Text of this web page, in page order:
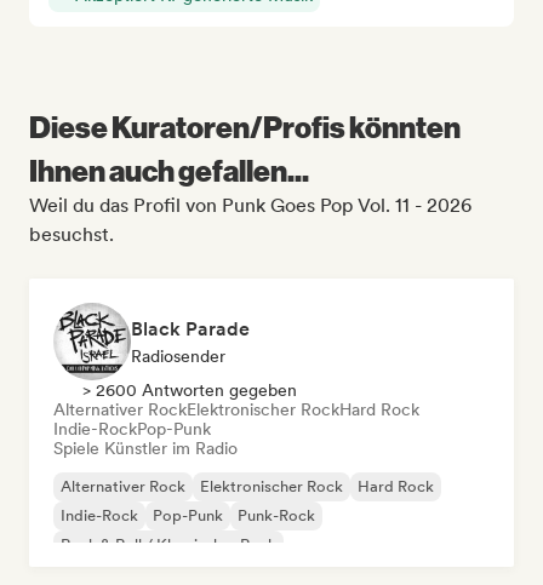
Diese Kuratoren/Profis könnten
Ihnen auch gefallen...
Weil du das Profil von Punk Goes Pop Vol. 11 - 2026
besuchst.
Black Parade
Radiosender
> 2600 Antworten gegeben
Alternativer RockElektronischer RockHard Rock
Indie-RockPop-Punk
Spiele Künstler im Radio
Alternativer Rock Elektronischer Rock
Hard Rock
Indie-Rock
Pop-Punk
Punk-Rock
Rock & Roll / Klassischer Rock